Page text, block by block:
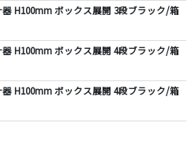
H100mm ボックス展開 3段ブラック/箱
H100mm ボックス展開 4段ブラック/箱
H100mm ボックス展開 4段ブラック/箱